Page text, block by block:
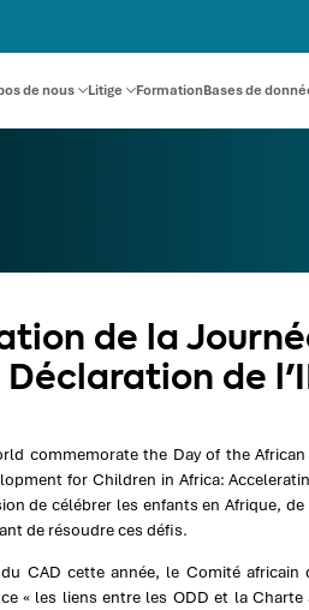
de nous Litige FormationBases de
de la
Déclaration de
commemorate the Day of the
for Children in Africa:
de célébrer les enfants en Afrique,
de résoudre ces défis.
CAD cette année, le Comité africain
« les liens entre les ODD et la